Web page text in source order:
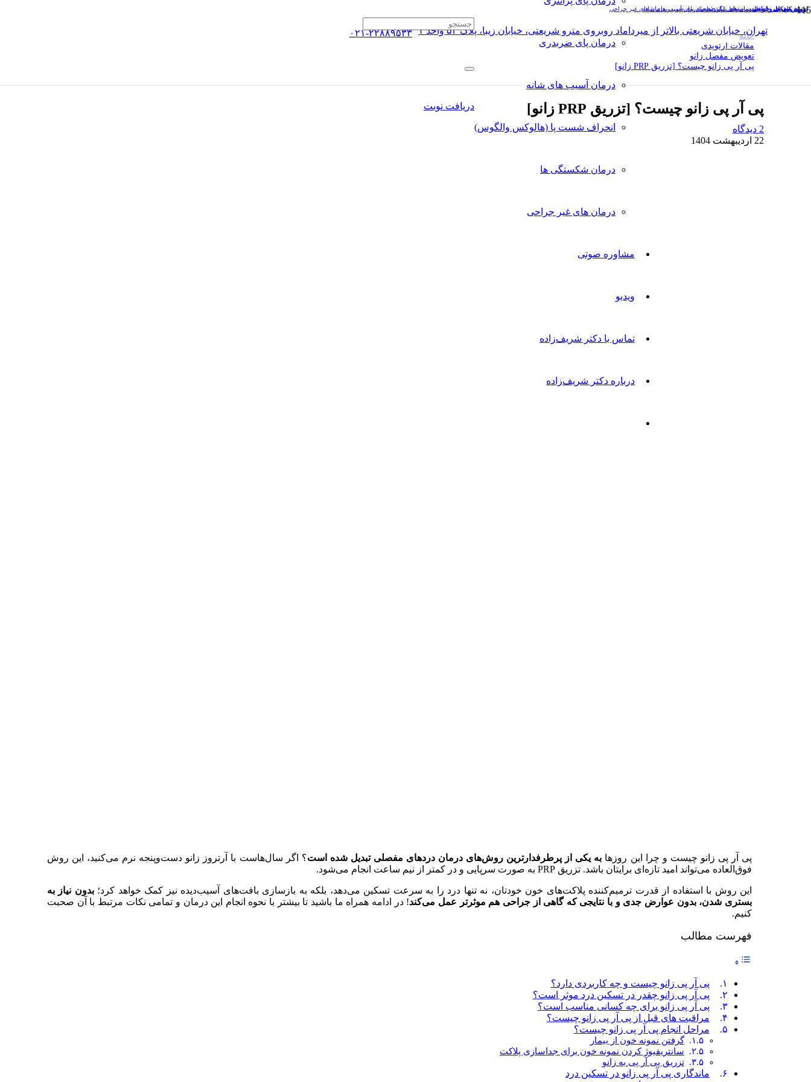
تهران، خیابان شریعتی بالاتر از میرداماد روبروی مترو شریعتی، خیابان زیبا، پلاک ۵۴ واحد ۱ ۰۲۱-۲۲۸۸۹۵۳۳
درمان پای ضربدری
درمان آسیب های شانه
انحراف شست پا (هالوکس والگوس)
درمان شکستگی ها
درمان های غیر جراحی
مشاوره صوتی
ویدیو
تماس با دکتر شریف‌زاده
درباره دکتر شریف‌زاده
دریافت نوبت
خانه
مقالات ارتوپدی
تعویض مفصل زانو
پی آر پی زانو چیست؟ [تزریق PRP زانو]
پی آر پی زانو چیست؟ [تزریق PRP زانو]
2 دیدگاه
22 اردیبهشت 1404
پی آر ‌پی زانو چیست و چرا این روزها به یکی از پرطرفدارترین روش‌های درمان دردهای مفصلی تبدیل شده است؟ اگر سال‌هاست با آرتروز زانو دست‌و‌پنجه نرم می‌کنید، این روش
فوق‌العاده می‌تواند امید تازه‌ای برایتان باشد. تزریق PRP به صورت سرپایی و در کمتر از نیم ساعت انجام می‌شود.
این روش با استفاده از قدرت ترمیم‌کننده پلاکت‌های خون خودتان، نه تنها درد را به سرعت تسکین می‌دهد، بلکه به بازسازی بافت‌های آسیب‌دیده نیز کمک خواهد کرد؛بدون نیاز به
بستری شدن، بدون عوارض جدی و با نتایجی که گاهی از جراحی هم موثرتر عمل می‌کند! در ادامه همراه ما باشید تا بیشتر با نحوه انجام این درمان و تمامی نکات مرتبط با آن صحبت
کنیم.
فهرست مطالب
پی آر پی زانو چیست و چه کاربردی دارد؟
پی آر پی زانو چقدر در تسکین درد موثر است؟
پی آر پی زانو برای چه کسانی مناسب است؟
مراقبت های قبل از پی آر پی زانو چیست؟
مراحل انجام پی آر پی زانو چیست؟
گرفتن نمونه خون از بیمار
سانتریفیوژ کردن نمونه خون برای جداسازی پلاکت
تزریق پی آر پی به زانو
ماندگاری پی آر پی زانو در تسکین درد
ارتوپد کودکان و اطفالدرمان پای پرانتزیدرمان پای ضربدریدرمان های غیر جراحی تعویض مفصل زانوتعویض مفصل لگن (هیپ)درمان آسیب های شانه ارتوپد کودکان و اطفالدرمان های غیر جراحی تعویض مفصل زانو
درمان های غیر جراحی
درمان های غیر جراحی
تعویض مفصل زانو